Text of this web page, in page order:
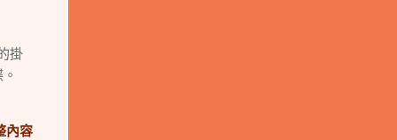
掛
內容